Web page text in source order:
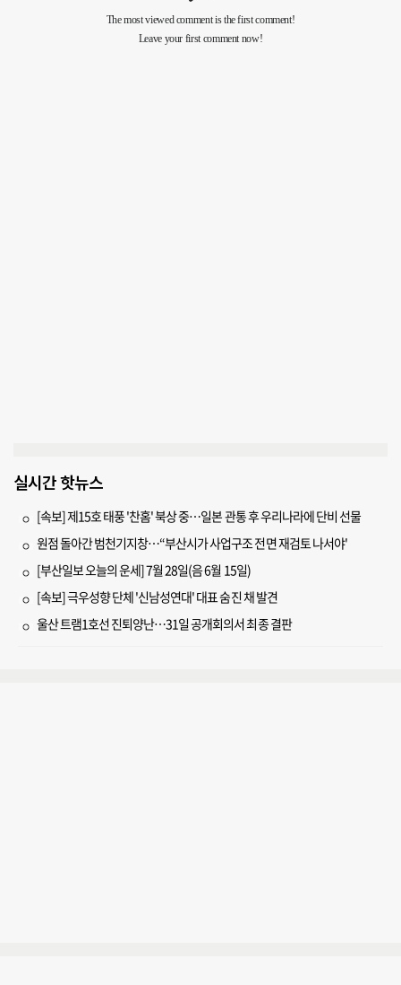
실시간 핫뉴스
[속보] 제15호 태풍 '찬홈' 북상 중…일본 관통 후 우리나라에 단비 선물
원점 돌아간 범천기지창…“부산시가 사업구조 전면 재검토 나서야'
[부산일보 오늘의 운세] 7월 28일(음 6월 15일)
[속보] 극우성향 단체 '신남성연대' 대표 숨진 채 발견
울산 트램1호선 진퇴양난…31일 공개회의서 최종 결판